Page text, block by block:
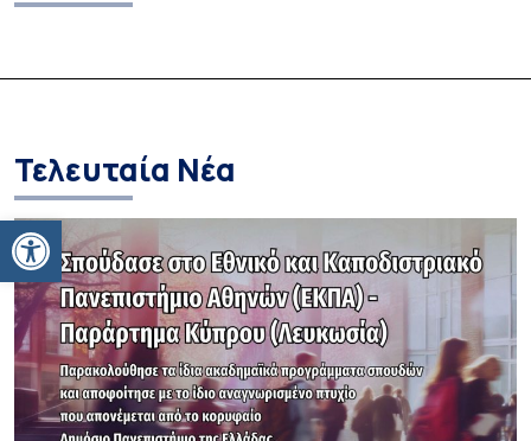
Ανοίξτε τη γραμμή εργαλείων
Τελευταία Νέα